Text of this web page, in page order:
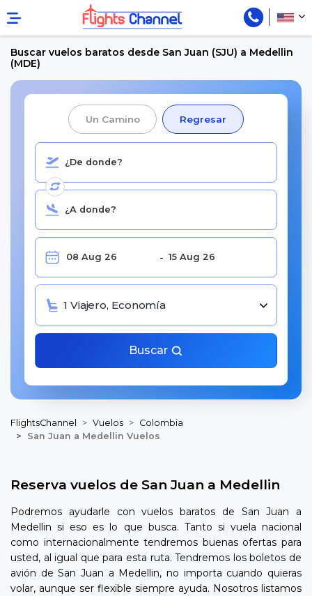
Buscar vuelos baratos desde San Juan (SJU) a Medellin
(MDE)
Un Camino Regresar
1 Viajero, Economía
Buscar
FlightsChannel Vuelos
Colombia
San Juan a Medellin Vuelos
Reserva vuelos de San Juan a Medellin
Podremos ayudarle con vuelos baratos de San Juan a
Medellin si eso es lo que busca. Tanto si vuela nacional
como internacionalmente tendremos buenas ofertas para
usted, al igual que para esta ruta. Tendremos los boletos de
avión de San Juan a Medellin, no importa cuando quieras
volar, aunque ser flexible siempre ayuda. Nosotros listamos